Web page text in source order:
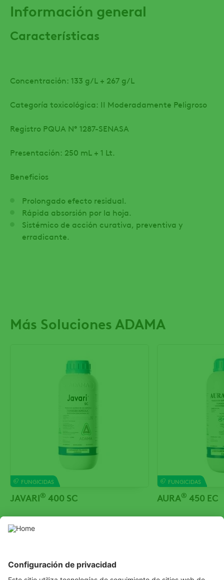
Información general
Características
Concentración: 133 g/L + 267 g/L
Categoría toxicológica: II Moderadamente Peligroso
Registro PQUA N° 1287-SENASA
Presentación: 250 mL + 1 Lt.
Beneficios
Prolongado efecto residual.
Rápida absorsión por la hoja.
Sistémico de acción curativa, preventiva y
erradicante.
Más Soluciones ADAMA
FUNGICIDAS
JAVARI® 400 SC
FUNGICIDAS
AURA® 450 EC